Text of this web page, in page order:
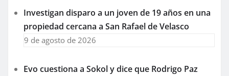
Investigan disparo a un joven de 19 años en una
propiedad cercana a San Rafael de Velasco
9 de agosto de 2026
Evo cuestiona a Sokol y dice que Rodrigo Paz